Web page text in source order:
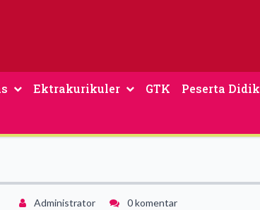
Ektrakurikuler GTK Peserta Didik
Administrator 0 komentar